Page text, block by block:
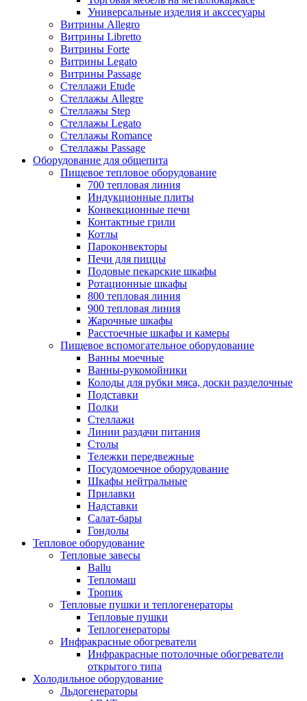
Универсальные изделия и акссесуары
Витрины Allegro
Витрины Libretto
Витрины Forte
Витрины Legato
Витрины Passage
Стеллажи Etude
Стеллажы Allegre
Стеллажы Step
Стеллажы Legato
Стеллажы Romance
Стеллажы Passage
Оборудование для общепита
Пищевое тепловое оборудование
700 тепловая линия
Индукционные плиты
Конвекционные печи
Контактные грили
Котлы
Пароконвекторы
Печи для пиццы
Подовые пекарские шкафы
Ротационные шкафы
800 тепловая линия
900 тепловая линия
Жарочные шкафы
Расстоечные шкафы и камеры
Пищевое вспомогательное оборудование
Ванны моечные
Ванны-рукомойники
Колоды для рубки мяса, доски разделочные
Подставки
Полки
Стеллажи
Линии раздачи питания
Столы
Тележки передвежные
Посудомоечное оборудование
Шкафы нейтральные
Прилавки
Надставки
Салат-бары
Гондолы
Тепловое оборудование
Тепловые завесы
Ballu
Тепломаш
Тропик
Тепловые пушки и теплогенераторы
Тепловые пушки
Теплогенераторы
Инфракрасные обогреватели
Инфракрасные потолочные обогреватели
открытого типа
Холодильное оборудование
Льдогенераторы